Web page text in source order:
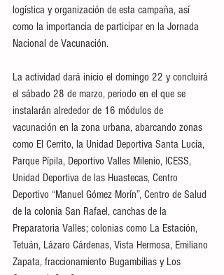
logística y organización de esta campaña, así
como la importancia de participar en la Jornada
Nacional de Vacunación.
La actividad dará inicio el domingo 22 y concluirá
el sábado 28 de marzo, periodo en el que se
instalarán alrededor de 16 módulos de
vacunación en la zona urbana, abarcando zonas
como El Cerrito, la Unidad Deportiva Santa Lucía,
Parque Pípila, Deportivo Valles Milenio, ICESS,
Unidad Deportiva de las Huastecas, Centro
Deportivo “Manuel Gómez Morín”, Centro de Salud
de la colonia San Rafael, canchas de la
Preparatoria Valles; colonias como La Estación,
Tetuán, Lázaro Cárdenas, Vista Hermosa, Emiliano
Zapata, fraccionamiento Bugambilias y Los